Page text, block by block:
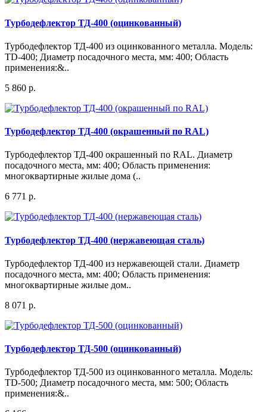
Турбодефлектор ТД-400 (оцинкованный)
Турбодефлектор ТД-400 из оцинкованного металла. Модель:
TD-400; Диаметр посадочного места, мм: 400; Область
применения:&..
5 860 р.
Турбодефлектор ТД-400 (окрашенный по RAL)
Турбодефлектор ТД-400 окрашенный по RAL. Диаметр
посадочного места, мм: 400; Область применения:
многоквартирные жилые дома (..
6 771 р.
Турбодефлектор ТД-400 (нержавеющая сталь)
Турбодефлектор ТД-400 из нержавеющей стали. Диаметр
посадочного места, мм: 400; Область применения:
многоквартирные жилые дом..
8 071 р.
Турбодефлектор ТД-500 (оцинкованный)
Турбодефлектор ТД-500 из оцинкованного металла. Модель:
TD-500; Диаметр посадочного места, мм: 500; Область
применения:&..